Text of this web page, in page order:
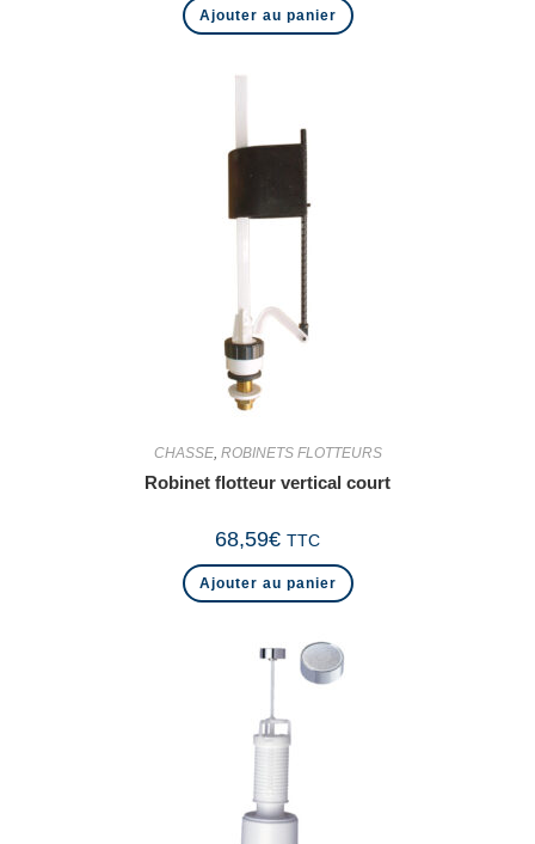
Ajouter au panier
CHASSE, ROBINETS FLOTTEURS
Robinet flotteur vertical court
68,59€ TTC
Ajouter au panier